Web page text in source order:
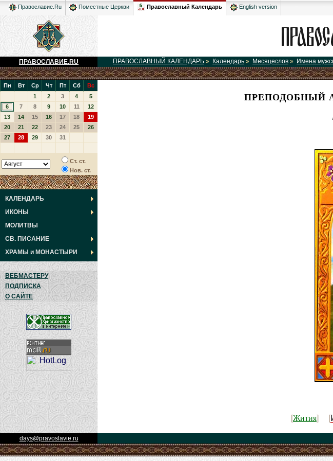
Православие.Ru Поместные Церкви Православный Календарь English version
ПРАВОСЛАВИЕ.RU ПРАВОСЛАВНЫЙ КАЛЕНДАРЬ » Календарь » Месяцеслов » Имена
Пн Вт Ср Чт Пт Сб
Вс
1
2 3 4
5
6
7 8 9 10 11
12
13
14 15 16 17 18
19
20
21 22 23 24 25
26
27
28 29 30 31
Ст. ст.
Нов. ст.
КАЛЕНДАРЬ
ИКОНЫ
МОЛИТВЫ
СВ. ПИСАНИЕ
ХРАМЫ и МОНАСТЫРИ
ВЕБМАСТЕРУ
ПОДПИСКА
О САЙТЕ
ПРЕПОДОБНЫЙ
[Жития] [
days@pravoslavie.ru